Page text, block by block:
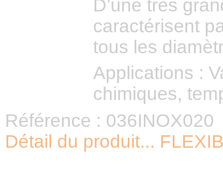
D’une très
caractérisent
tous les
Applications :
chimiques,
Référence : 036INOX020
Détail du produit...